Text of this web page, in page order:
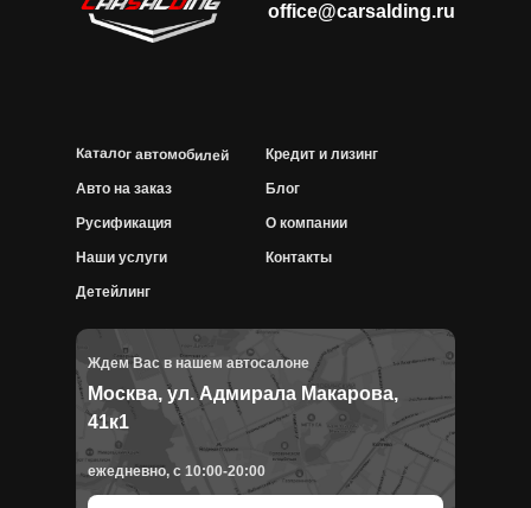
Контакты
Кредит и лизинг
Блог
Наши услуги
office@carsalding.ru
Авто на заказ
Русификация
Детейлинг
О компании
Каталог автомобилей
Москва, ул. Адмирала Макарова,
41к1
ежедневно, с 10:00-20:00
Ждем Вас в нашем автосалоне